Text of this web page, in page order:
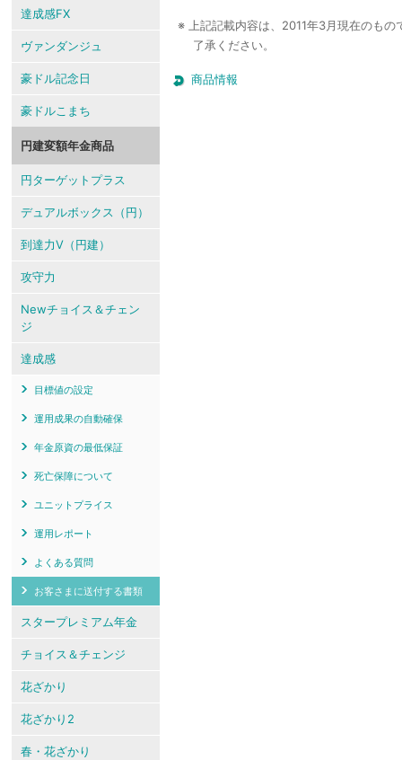
※ 上記記載内容は、2011年3月現在のも
了承ください。
商品情報
達成感FX
ヴァンダンジュ
豪ドル記念日
豪ドルこまち
円建変額年金商品
円ターゲットプラス
デュアルボックス（円）
到達力V（円建）
攻守力
Newチョイス＆チェン
ジ
達成感
目標値の設定
運用成果の自動確保
年金原資の最低保証
死亡保障について
ユニットプライス
運用レポート
よくある質問
お客さまに送付する書類
スタープレミアム年金
チョイス＆チェンジ
花ざかり
花ざかり2
春・花ざかり